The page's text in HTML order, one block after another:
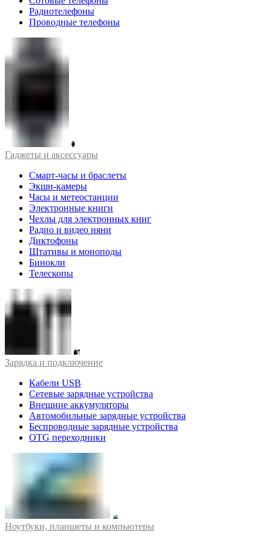
Радиотелефоны
Проводные телефоны
Гаджеты и аксессуары
Смарт-часы и браслеты
Экшн-камеры
Часы и метеостанции
Электронные книги
Чехлы для электронных книг
Радио и видео няни
Диктофоны
Штативы и моноподы
Бинокли
Телескопы
Зарядка и подключение
Кабели USB
Сетевые зарядные устройства
Внешние аккумуляторы
Автомобильные зарядные устройства
Беспроводные зарядные устройства
OTG переходники
Ноутбуки, планшеты и компьютеры